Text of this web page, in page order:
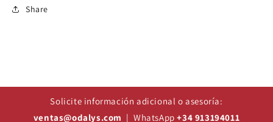
Share
Solicite información adicional o asesoría:
ventas@odalys.com | WhatsApp+34 913194011